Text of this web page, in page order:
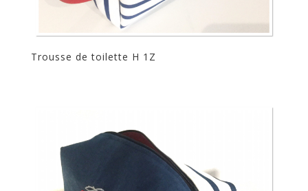
Trousse de toilette H 1Z